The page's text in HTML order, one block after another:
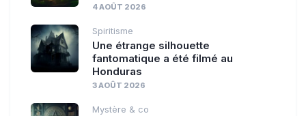
4 AOÛT 2026
Spiritisme
Une étrange silhouette
fantomatique a été filmé au
Honduras
3 AOÛT 2026
Mystère & co